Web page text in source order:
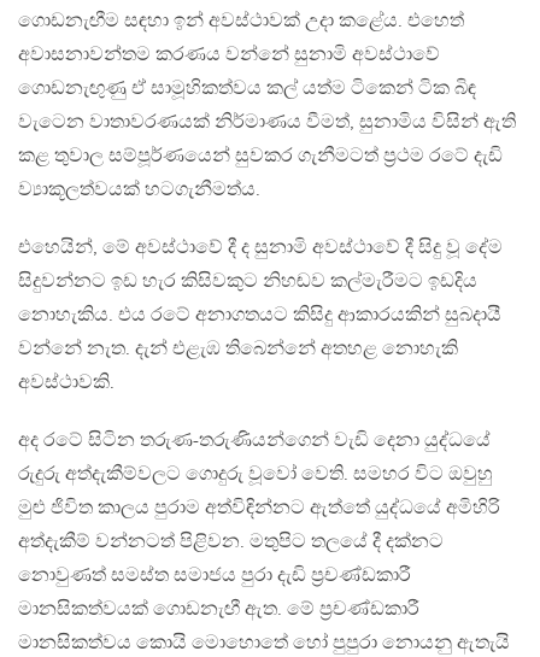
ගොඩනැඟීම සඳහා ඉන් අවස්ථාවක් උදා කළේය. එහෙත්
අවාසනාවන්තම කරණය වන්නේ සුනාමි අවස්ථාවේ
ගොඩනැඟුණු ඒ සාමූහිකත්වය කල් යත්ම ටිකෙන් ටික බිඳ
වැටෙන වාතාවරණයක් නිර්මාණය වීමත්, සුනාමිය විසින් ඇති
කළ තුවාල සම්පූර්ණයෙන් සුවකර ගැනීමටත් ප්‍රථම රටේ දැඩි
ව්‍යාකූලත්වයක් හටගැනීමත්ය.
එහෙයින්, මේ අවස්ථාවේ දී ද සුනාමි අවස්ථාවේ දී සිදු වූ දේම
සිදුවන්නට ඉඩ හැර කිසිවකුට නිහඬව කල්මැරීමට ඉඩදිය
නොහැකිය. එය රටේ අනාගතයට කිසිදු ආකාරයකින් සුබදායී
වන්නේ නැත. දැන් එළැඹ තිබෙන්නේ අතහළ නොහැකි
අවස්ථාවකි.
අද රටේ සිටින තරුණ-තරුණියන්ගෙන් වැඩි දෙනා යුද්ධයේ
රුදුරු අත්දැකීම්වලට ගොදුරු වූවෝ වෙති. සමහර විට ඔවුහු
මුළු ජිවිත කාලය පුරාම අත්විඳින්නට ඇත්තේ යුද්ධයේ අමිහිරි
අත්දැකීම් වන්නටත් පිළිවන. මතුපිට තලයේ දී දක්නට
නොවුණත් සමස්ත සමාජය පුරා දැඩි ප්‍රචණ්ඩකාරී
මානසිකත්වයක් ගොඩනැඟී ඇත. මේ ප්‍රචණ්ඩකාරී
මානසිකත්වය කොයි මොහොතේ හෝ පුපුරා නොයනු ඇතැයි